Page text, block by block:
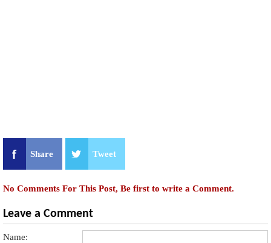
Share Tweet
No Comments For This Post, Be first to write a Comment.
Leave a Comment
Name: